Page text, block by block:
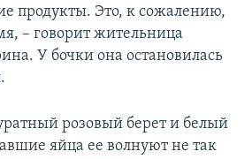
продукты. Это, к сожалению,
– говорит жительница
У бочки она остановилась
розовый берет и белый
яйца ее волнуют не так